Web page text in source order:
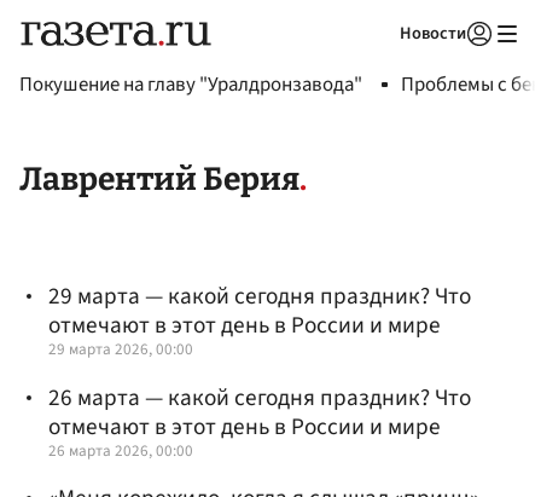
Новости
Покушение на главу "Уралдронзавода" Проблемы с
Лаврентий Берия
29 марта — какой сегодня праздник? Что
отмечают в этот день в России и мире
29 марта 2026, 00:00
26 марта — какой сегодня праздник? Что
отмечают в этот день в России и мире
26 марта 2026, 00:00